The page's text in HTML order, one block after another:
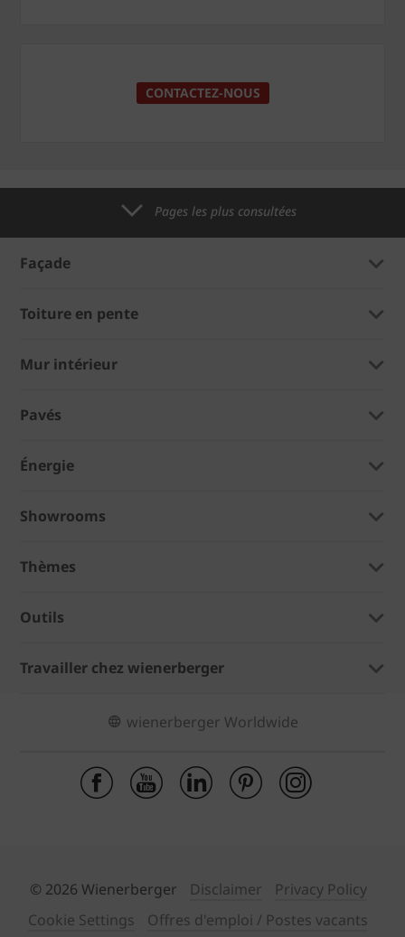
CONTACTEZ-NOUS
Pages les plus consultées
Façade
Toiture en pente
Mur intérieur
Pavés
Énergie
Showrooms
Thèmes
Outils
Travailler chez wienerberger
wienerberger Worldwide
© 2026 Wienerberger Disclaimer
Privacy Policy
Cookie Settings
Offres d'emploi / Postes vacants